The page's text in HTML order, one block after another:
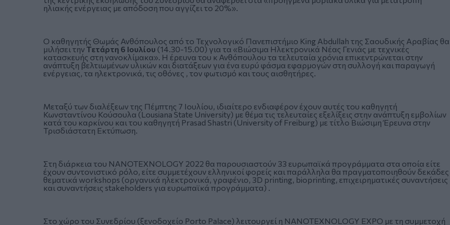
ηλιακής ενέργειας με απόδοση που αγγίζει το 20%».
O καθηγητής Θωμάς Ανθόπουλος από το Τεχνολογικό Πανεπιστήμιο King Abdullah της Σαουδικής Αραβίας θα
μιλήσει την Τετάρτη 6 Ιουλίου (14.30-15.00) για τα «Βιώσιμα Ηλεκτρονικά Νέας Γενιάς με τεχνικές
κατασκευής στη νανοκλίμακα». Η έρευνα του κ Ανθόπουλου τα τελευταία χρόνια επικεντρώνεται στην
ανάπτυξη βελτιωμένων υλικών και διατάξεων για ένα ευρύ φάσμα εφαρμογών στη συλλογή και παραγωγή
ενέργειας, τα ηλεκτρονικά, τις οθόνες , τον φωτισμό και τους αισθητήρες.
Μεταξύ των διαλέξεων της Πέμπτης 7 Ιουλίου, ιδιαίτερο ενδιαφέρον έχουν αυτές του καθηγητή
Κωνσταντίνου Κούσουλα (Lousiana State University) με θέμα τις τελευταίες εξελίξεις στην ανάπτυξη εμβολίων
κατά του καρκίνου και του καθηγητή Prasad Shastri (University of Freiburg) με τίτλο Βιώσιμη Έρευνα στην
Τρισδιάστατη Εκτύπωση.
Στη διάρκεια του NANOTEXNOLOGY 2022 θα παρουσιαστούν 33 ευρωπαϊκά προγράμματα στα οποία είτε
έχουν συντονιστικό ρόλο, είτε συμμετέχουν ελληνικοί φορείς και παράλληλα θα πραγματοποιηθούν δεκάδες
θεματικά workshops (οργανικά ηλεκτρονικά, γραφένιο, 3D printing, bioprinting, επιχειρηματικές συναντήσεις
και συναντήσεις stakeholders για ευρωπαϊκά προγράμματα) .
Στο χώρο του Συνεδρίου (ξενοδοχείο Porto Palace) λειτουργεί η NANOTEXNOLOGY EXPO με τη συμμετοχή